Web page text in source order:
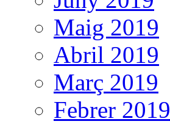
Maig 2019
Abril 2019
Març 2019
Febrer 2019